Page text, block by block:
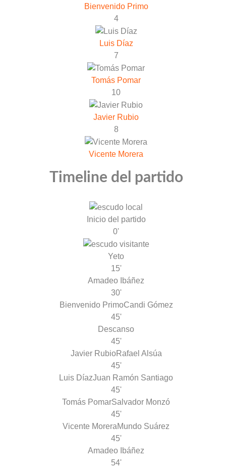
Bienvenido Primo
4
Luis Díaz
7
Tomás Pomar
10
Javier Rubio
8
Vicente Morera
Timeline del partido
Inicio del partido
0'
Yeto
15'
Amadeo Ibáñez
30'
Bienvenido PrimoCandi Gómez
45'
Descanso
45'
Javier RubioRafael Alsúa
45'
Luis DíazJuan Ramón Santiago
45'
Tomás PomarSalvador Monzó
45'
Vicente MoreraMundo Suárez
45'
Amadeo Ibáñez
54'